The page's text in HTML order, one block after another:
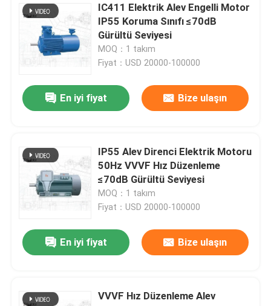
Yüksek Voltajlı AC Motor
Yüksek gerilimli elektrikli motorlar
AC Senkron Motoru
Yara Rotorlu Asenkron Motor
Büyük Senkron Motor
Gaz türbini jeneratörü
IC411 Elektrik Alev Engelli Motor
IP55 Koruma Sınıfı ≤70dB
Gürültü Seviyesi
MOQ：1 takım
Fiyat：USD 20000-100000
En iyi fiyat Bize ulaşın
IP55 Alev Direnci Elektrik Motoru
50Hz VVVF Hız Düzenleme
≤70dB Gürültü Seviyesi
MOQ：1 takım
Fiyat：USD 20000-100000
En iyi fiyat Bize ulaşın
VVVF Hız Düzenleme Alev